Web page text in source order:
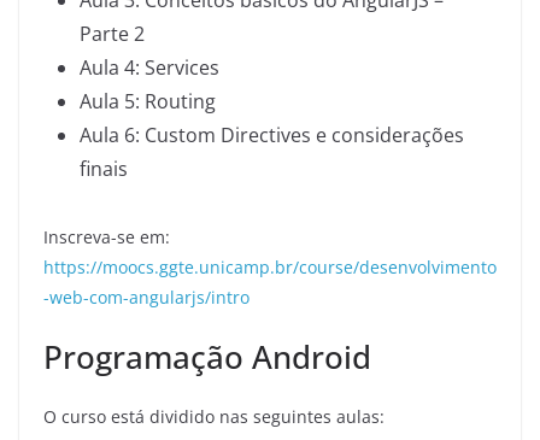
Parte 2
Aula 4: Services
Aula 5: Routing
Aula 6: Custom Directives e considerações
finais
Inscreva-se em:
https://moocs.ggte.unicamp.br/course/desenvolvimento
-web-com-angularjs/intro
Programação Android
O curso está dividido nas seguintes aulas: